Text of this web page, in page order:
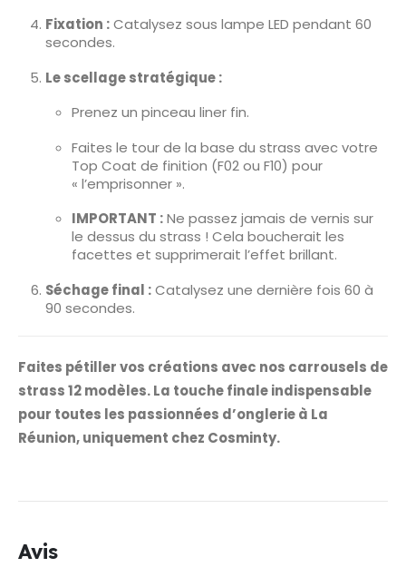
Fixation :Catalysez sous lampe LED pendant 60
secondes.
Le scellage stratégique :
Prenez un pinceau liner fin.
Faites le tour de la base du strass avec votre
Top Coat de finition (F02 ou F10) pour
« l’emprisonner ».
IMPORTANT :Ne passez jamais de vernis sur
le dessus du strass ! Cela boucherait les
facettes et supprimerait l’effet brillant.
Séchage final :Catalysez une dernière fois 60 à
90 secondes.
Faites pétiller vos créations avec nos carrousels de
strass 12 modèles. La touche finale indispensable
pour toutes les passionnées d’onglerie à La
Réunion, uniquement chez Cosminty.
Avis